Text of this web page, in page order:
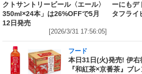
クトサントリービール〈エール〉
350ml×24本」は26%OFFで5月
12日発売
[2026/3/31 17:56:05]
ーにもデ
タフライ
フード
本日31日(火)発売! 伊
『和紅茶×京番茶』ブ